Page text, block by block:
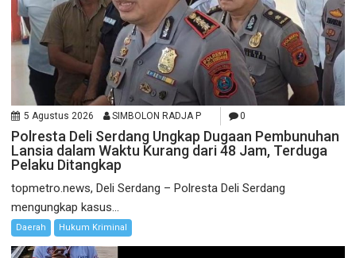
5 Agustus 2026 SIMBOLON RADJA P 0
Polresta Deli Serdang Ungkap Dugaan Pembunuhan
Lansia dalam Waktu Kurang dari 48 Jam, Terduga
Pelaku Ditangkap
topmetro.news, Deli Serdang – Polresta Deli Serdang
mengungkap kasus...
Daerah Hukum Kriminal